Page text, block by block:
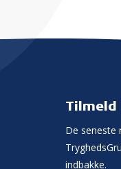
Tilmeld
De seneste
indbakke.